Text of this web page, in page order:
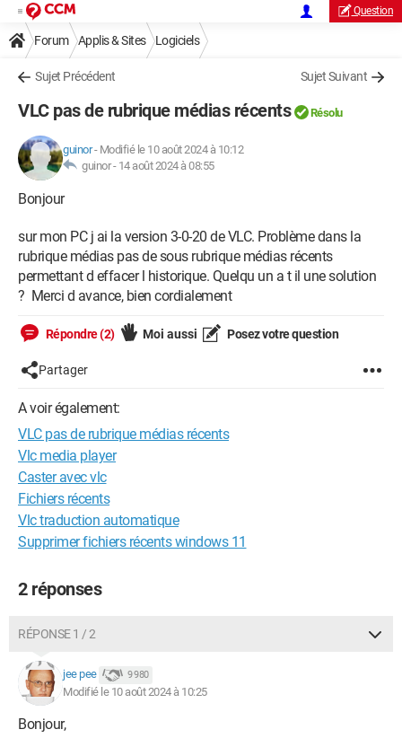
Question
Forum Applis & Sites Logiciels
Sujet Précédent Sujet Suivant
VLC pas de rubrique médias récents Résolu
guinor- Modifié le 10 août 2024 à 10:12
guinor - 14 août 2024 à 08:55
Bonjour
sur mon PC j ai la version 3-0-20 de VLC. Problème dans la
rubrique médias pas de sous rubrique médias récents
permettant d effacer l historique. Quelqu un a t il une solution
? Merci d avance, bien cordialement
Répondre (2) Moi aussi Posez votre question
Partager
A voir également:
VLC pas de rubrique médias récents
Vlc media player
Caster avec vlc
Fichiers récents
Vlc traduction automatique
Supprimer fichiers récents windows 11
2 réponses
RÉPONSE 1 / 2
jee pee 9 980
Modifié le 10 août 2024 à 10:25
Bonjour,